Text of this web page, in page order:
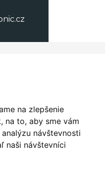
na zlepšenie
na to, aby sme vám
návštevnosti
naši návštevníci